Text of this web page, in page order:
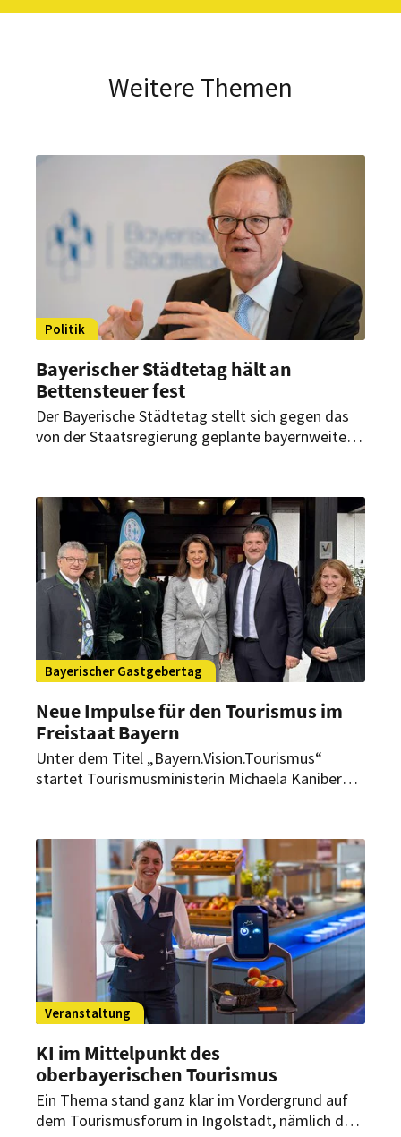
Weitere Themen
Politik
Bayerischer Städtetag hält an
Bettensteuer fest
Der Bayerische Städtetag stellt sich gegen das
von der Staatsregierung geplante bayernweite
Bayerischer Gastgebertag
Neue Impulse für den Tourismus im
Freistaat Bayern
Unter dem Titel „Bayern.Vision.Tourismus“
startet Tourismusministerin Michaela Kaniber
Zukunft des Tourismus im Freistaat zu gestalten.
Veranstaltung
KI im Mittelpunkt des
oberbayerischen Tourismus
Ein Thema stand ganz klar im Vordergrund auf
dem Tourismusforum in Ingolstadt, nämlich der